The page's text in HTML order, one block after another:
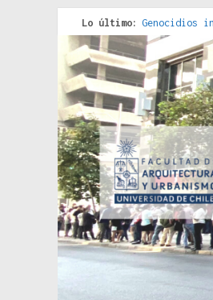
Lo último: Genocidios
Estudios
Donde el
Criterios
Red de